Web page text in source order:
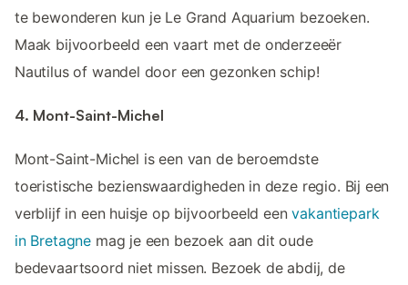
te bewonderen kun je Le Grand Aquarium bezoeken.
Maak bijvoorbeeld een vaart met de onderzeeër
Nautilus of wandel door een gezonken schip!
4. Mont-Saint-Michel
Mont-Saint-Michel is een van de beroemdste
toeristische bezienswaardigheden in deze regio. Bij een
verblijf in een huisje op bijvoorbeeld eenvakantiepark
in Bretagne mag je een bezoek aan dit oude
bedevaartsoord niet missen. Bezoek de abdij, de